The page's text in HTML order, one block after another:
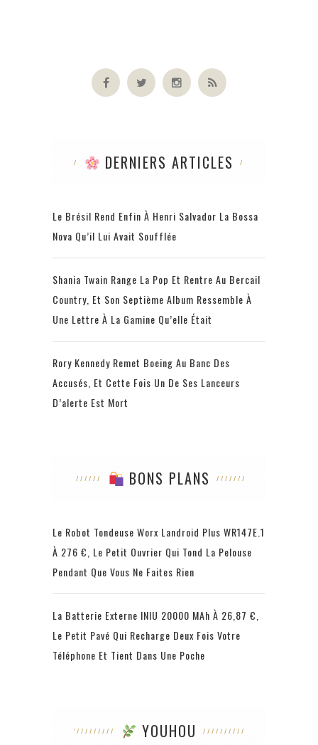
DERNIERS ARTICLES
Le Brésil Rend Enfin À Henri Salvador La Bossa
Nova Qu’il Lui Avait Soufflée
Shania Twain Range La Pop Et Rentre Au Bercail
Country, Et Son Septième Album Ressemble À
Une Lettre À La Gamine Qu’elle Était
Rory Kennedy Remet Boeing Au Banc Des
Accusés, Et Cette Fois Un De Ses Lanceurs
D’alerte Est Mort
BONS PLANS
Le Robot Tondeuse Worx Landroid Plus WR147E.1
À 276 €, Le Petit Ouvrier Qui Tond La Pelouse
Pendant Que Vous Ne Faites Rien
La Batterie Externe INIU 20000 MAh À 26,87 €,
Le Petit Pavé Qui Recharge Deux Fois Votre
Téléphone Et Tient Dans Une Poche
YOUHOU